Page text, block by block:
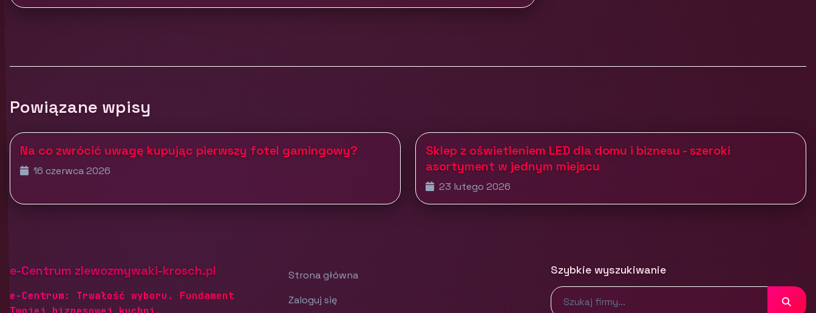
Powiązane wpisy
Na co zwrócić uwagę kupując pierwszy fotel gamingowy?
16 czerwca 2026
Sklep z oświetleniem LED dla domu i biznesu - szeroki
asortyment w jednym miejscu
23 lutego 2026
e-Centrum zlewozmywaki-krosch.pl
e-Centrum: Trwałość wyboru. Fundament
Strona główna
Zaloguj się
Szybkie wyszukiwanie